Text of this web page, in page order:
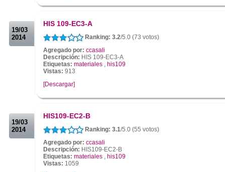
19/03
2014
HIS 109-EC3-A
Ranking: 3.2/5.0 (73 votos)
Agregado por: ccasali
Descripción: HIS 109-EC3-A
Etiquetas: materiales
his109
Vistas: 913
[Descargar]
19/03
2014
HIS109-EC2-B
Ranking: 3.1/5.0 (55 votos)
Agregado por: ccasali
Descripción: HIS109-EC2-B
Etiquetas: materiales
his109
Vistas: 1059